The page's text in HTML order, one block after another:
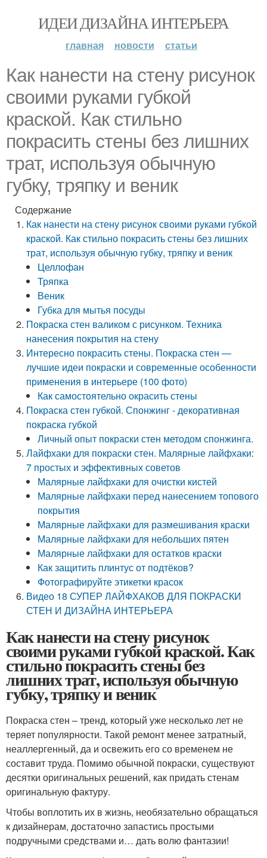
ИДЕИ ДИЗАЙНА ИНТЕРЬЕРА
главная новости статьи
Как нанести на стену рисунок
своими руками губкой
краской. Как стильно
покрасить стены без лишних
трат, используя обычную
губку, тряпку и веник
Содержание
Как нанести на стену рисунок своими руками губкой
краской. Как стильно покрасить стены без лишних
трат, используя обычную губку, тряпку и веник
Целлофан
Тряпка
Веник
Губка для мытья посуды
Покраска стен валиком с рисунком. Техника
нанесения покрытия на стену
Интересно покрасить стены. Покраска стен —
лучшие идеи покраски и современные особенности
применения в интерьере (100 фото)
Как самостоятельно окрасить стены
Покраска стен губкой. Спонжинг - декоративная
покраска губкой
Личный опыт покраски стен методом спонжинга.
Лайфхаки для покраски стен. Малярные лайфхаки:
7 простых и эффективных советов
Малярные лайфхаки для очистки кистей
Малярные лайфхаки перед нанесением топового
покрытия
Малярные лайфхаки для размешивания краски
Малярные лайфхаки для небольших пятен
Малярные лайфхаки для остатков краски
Как защитить плинтус от подтёков?
Фотографируйте этикетки красок
Видео 18 СУПЕР ЛАЙФХАКОВ ДЛЯ ПОКРАСКИ
СТЕН И ДИЗАЙНА ИНТЕРЬЕРА
Как нанести на стену рисунок
своими руками губкой краской. Как
стильно покрасить стены без
лишних трат, используя обычную
губку, тряпку и веник
Покраска стен – тренд, который уже несколько лет не
теряет популярности. Такой ремонт менее затратный,
неаллергенный, да и освежить его со временем не
составит труда. Помимо обычной покраски, существуют
десятки оригинальных решений, как придать стенам
оригинальную фактуру.
Чтобы воплотить их в жизнь, необязательно обращаться
к дизайнерам, достаточно запастись простыми
подручными средствами и… дать волю фантазии!